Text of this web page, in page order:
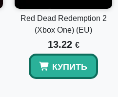
Red Dead Redemption 2
(Xbox One) (EU)
13.22 €
КУПИТЬ